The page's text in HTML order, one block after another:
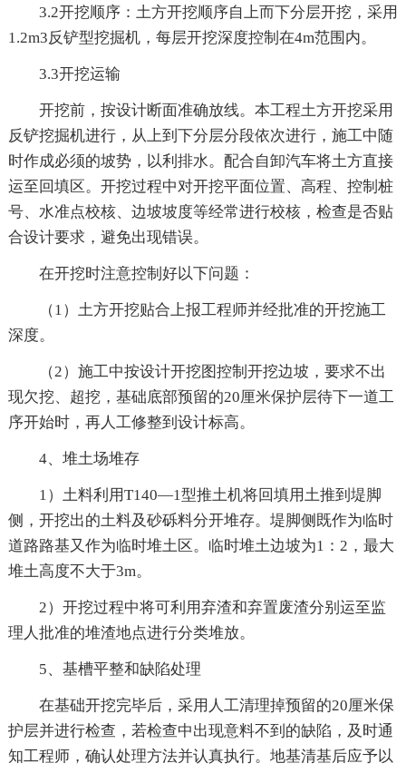
3.2开挖顺序：土方开挖顺序自上而下分层开挖，采用
1.2m3反铲型挖掘机，每层开挖深度控制在4m范围内。
3.3开挖运输
开挖前，按设计断面准确放线。本工程土方开挖采用
反铲挖掘机进行，从上到下分层分段依次进行，施工中随
时作成必须的坡势，以利排水。配合自卸汽车将土方直接
运至回填区。开挖过程中对开挖平面位置、高程、控制桩
号、水准点校核、边坡坡度等经常进行校核，检查是否贴
合设计要求，避免出现错误。
在开挖时注意控制好以下问题：
（1）土方开挖贴合上报工程师并经批准的开挖施工
深度。
（2）施工中按设计开挖图控制开挖边坡，要求不出
现欠挖、超挖，基础底部预留的20厘米保护层待下一道工
序开始时，再人工修整到设计标高。
4、堆土场堆存
1）土料利用T140—1型推土机将回填用土推到堤脚
侧，开挖出的土料及砂砾料分开堆存。堤脚侧既作为临时
道路路基又作为临时堆土区。临时堆土边坡为1：2，最大
堆土高度不大于3m。
2）开挖过程中将可利用弃渣和弃置废渣分别运至监
理人批准的堆渣地点进行分类堆放。
5、基槽平整和缺陷处理
在基础开挖完毕后，采用人工清理掉预留的20厘米保
护层并进行检查，若检查中出现意料不到的缺陷，及时通
知工程师，确认处理方法并认真执行。地基清基后应予以